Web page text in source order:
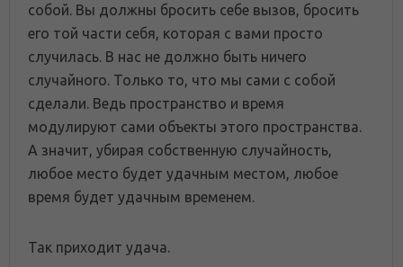
собой. Вы должны бросить себе вызов, бросить
его той части себя, которая с вами просто
случилась. В нас не должно быть ничего
случайного. Только то, что мы сами с собой
сделали. Ведь пространство и время
модулируют сами объекты этого пространства.
А значит, убирая собственную случайность,
любое место будет удачным местом, любое
время будет удачным временем.
Так приходит удача.